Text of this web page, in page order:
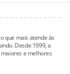
que mais atende às
Desde 1999, a
e melhores